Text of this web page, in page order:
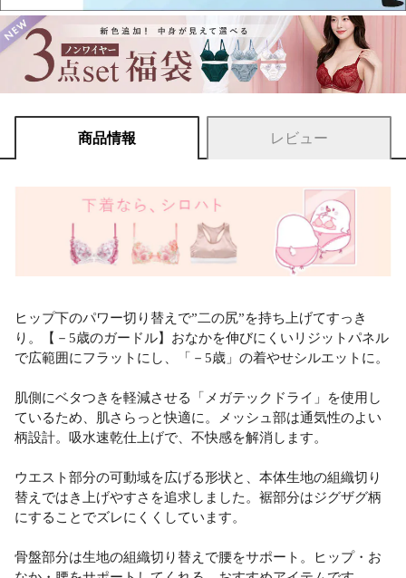
商品情報 レビュー
ヒップ下のパワー切り替えで”二の尻”を持ち上げてすっき
り。【－5歳のガードル】おなかを伸びにくいリジットパネル
で広範囲にフラットにし、「－5歳」の着やせシルエットに。
肌側にベタつきを軽減させる「メガテックドライ」を使用し
ているため、肌さらっと快適に。メッシュ部は通気性のよい
柄設計。吸水速乾仕上げで、不快感を解消します。
ウエスト部分の可動域を広げる形状と、本体生地の組織切り
替えではき上げやすさを追求しました。裾部分はジグザグ柄
にすることでズレにくくしています。
骨盤部分は生地の組織切り替えで腰をサポート。ヒップ・お